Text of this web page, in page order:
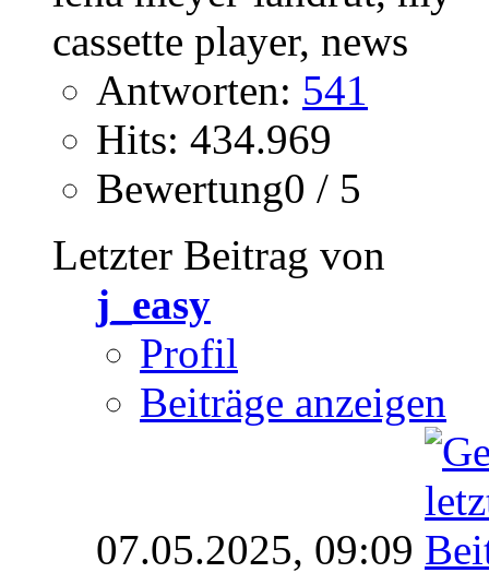
Antworten: 541
Hits: 434.969
Bewertung0 / 5
Letzter Beitrag von
j_easy
Profil
Beiträge anzeigen
07.05.2025, 09:09